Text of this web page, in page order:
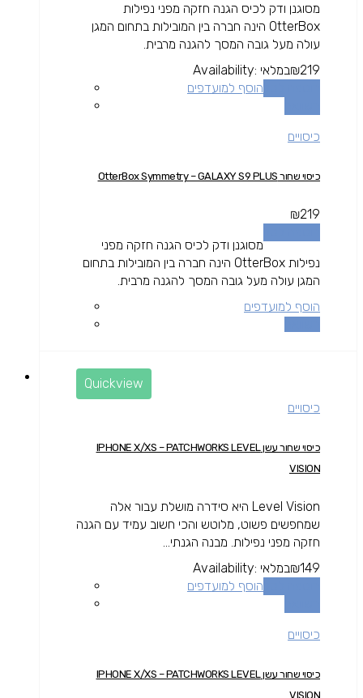
מסוגנן ודק לכיס הגנה חזקה מפני נפילות
OtterBox הינה חברה בין המובילות בתחום המגן
עולה מעל גובה המסך להגנה מרבית.
₪219
Availability: במלאי
הוסף למועדפים
כיסויים
כיסוי שחור OtterBox Symmetry – GALAXY S9 PLUS
₪219
מסוגנן ודק לכיס הגנה חזקה מפני
נפילות OtterBox הינה חברה בין המובילות בתחום
המגן עולה מעל גובה המסך להגנה מרבית.
הוסף למועדפים
Quickview
כיסויים
כיסוי שחור עשן IPHONE X/XS – PATCHWORKS LEVEL
VISION
Level Vision היא סידרה מושלת עבור אלה
שמחפשים פשוט, מלוטש והכי חשוב עמיד עם הגנה
חזקה מפני נפילות. מבנה הגנתי...
₪149
Availability: במלאי
הוסף למועדפים
כיסויים
כיסוי שחור עשן IPHONE X/XS – PATCHWORKS LEVEL
VISION